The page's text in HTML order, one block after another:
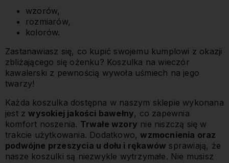
wzorów,
rozmiarów,
kolorów.
Zastanawiasz się, co kupić swojemu kumplowi z okazji
zbliżającego się ożenku? Koszulka na wieczór
kawalerski z pewnością wywoła uśmiech na jego
twarzy!
Każda koszulka dostępna w naszym sklepie wykonana
jest zwysokiej jakości bawełny, co zapewnia
komfort noszenia. Trwałe wzory nie niszczą się w
trakcie użytkowania. Dodatkowo,wzmocnienia oraz
podwójne przeszycia u dołu i rękawów sprawiają, że
nasze koszulki są niezwykle wytrzymałe. Nie musisz